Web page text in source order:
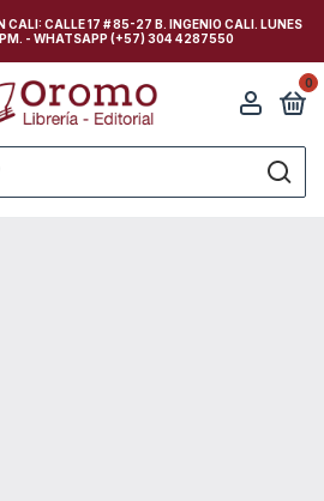
CALI: CALLE 17 # 85-27 B. INGENIO CALI. LUNES
- WHATSAPP (+57) 304 4287550
0